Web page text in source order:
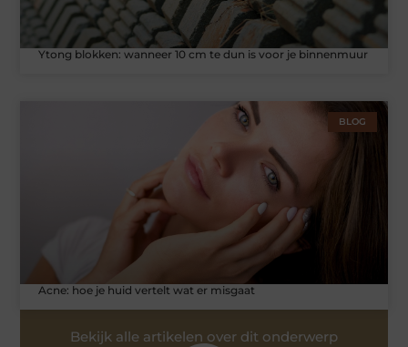
Ytong blokken: wanneer 10 cm te dun is voor je binnenmuur
BLOG
Acne: hoe je huid vertelt wat er misgaat
Bekijk alle artikelen over dit onderwerp